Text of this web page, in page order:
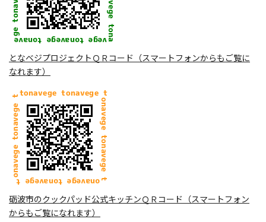
となベジプロジェクトＱＲコード（スマートフォンからもご覧に
なれます）
砺波市のクックパッド公式キッチンＱＲコード（スマートフォン
からもご覧になれます）